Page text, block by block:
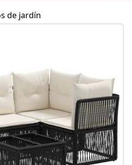
de jardín